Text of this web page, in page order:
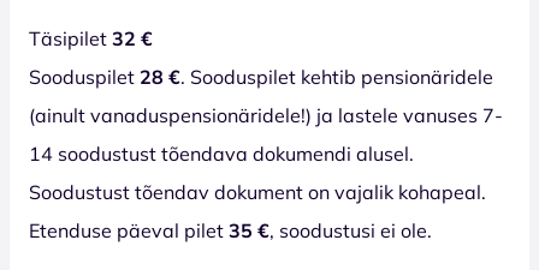
Täsipilet 32 €
Sooduspilet 28 €. Sooduspilet kehtib pensionäridele
(ainult vanaduspensionäridele!) ja lastele vanuses 7-
14 soodustust tõendava dokumendi alusel.
Soodustust tõendav dokument on vajalik kohapeal.
Etenduse päeval pilet 35 €, soodustusi ei ole.